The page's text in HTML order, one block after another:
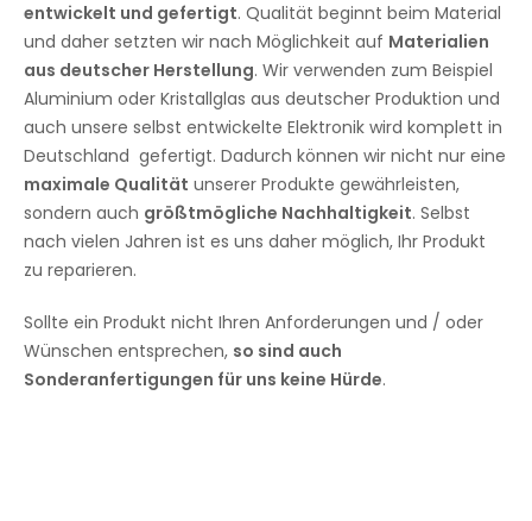
entwickelt und gefertigt. Qualität beginnt beim Material
und daher setzten wir nach Möglichkeit auf Materialien
aus deutscher Herstellung. Wir verwenden zum Beispiel
Aluminium oder Kristallglas aus deutscher Produktion und
auch unsere selbst entwickelte Elektronik wird komplett in
Deutschland gefertigt. Dadurch können wir nicht nur eine
maximale Qualität unserer Produkte gewährleisten,
sondern auch größtmögliche Nachhaltigkeit. Selbst
nach vielen Jahren ist es uns daher möglich, Ihr Produkt
zu reparieren.
Sollte ein Produkt nicht Ihren Anforderungen und / oder
Wünschen entsprechen, so sind auch
Sonderanfertigungen für uns keine Hürde.